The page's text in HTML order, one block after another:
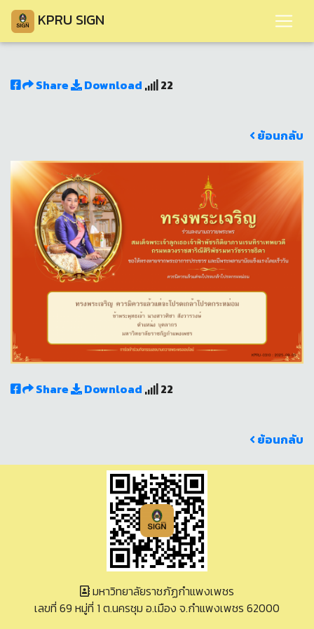
KPRU SIGN
Share Download 22
ย้อนกลับ
Share Download 22
ย้อนกลับ
มหาวิทยาลัยราชภัฏกำแพงเพชร
เลขที่ 69 หมู่ที่ 1 ต.นครชุม อ.เมือง จ.กำแพงเพชร 62000